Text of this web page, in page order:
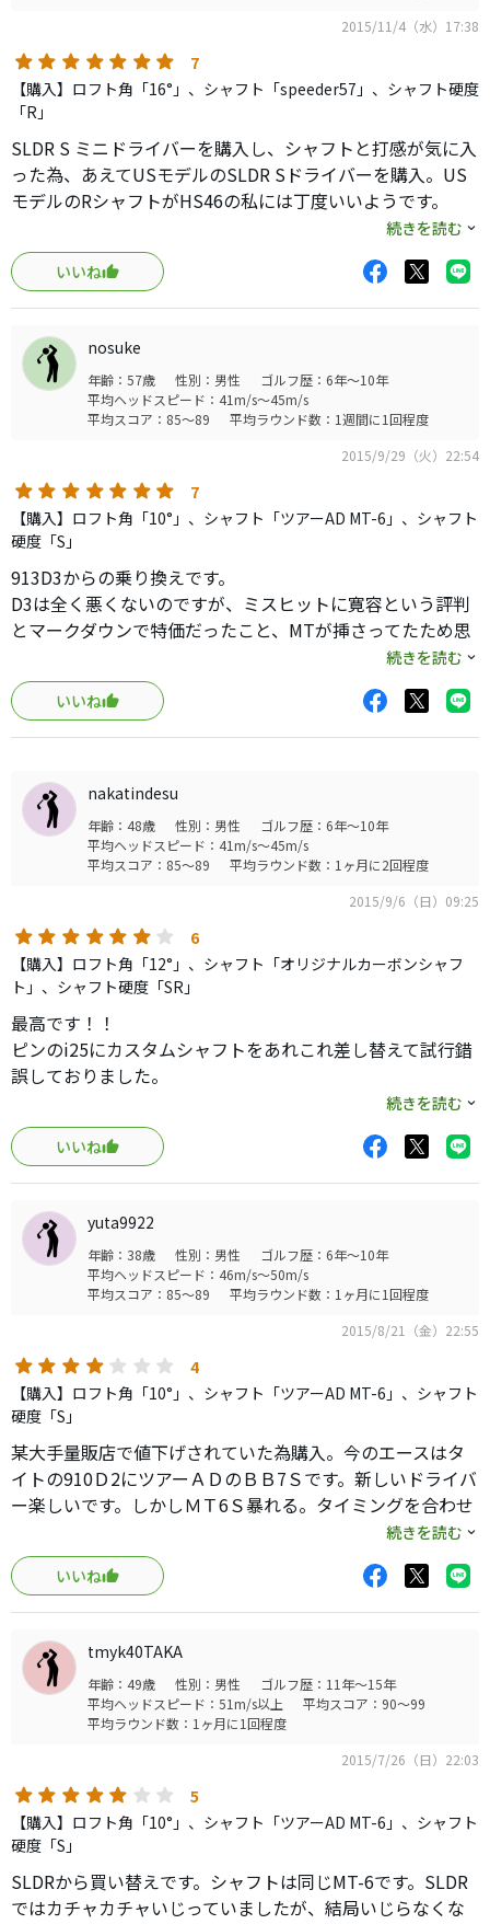
2015/11/4（水）17:38
7
【購入】ロフト角「16°」、シャフト「speeder57」、シャフト硬度
「R」
SLDR S ミニドライバーを購入し、シャフトと打感が気に入
った為、あえてUSモデルのSLDR Sドライバーを購入。US
モデルのRシャフトがHS46の私には丁度いいようです。
ミニドラにはないスライダー調整機能は、フッカーの私が
左への引っ掛けを気にせず振っていけて、気持ちいいドロ
ーを打てます。
また、カチャカチャがついていないのも気に入っていま
す。カチャカチャはヤワくて折れそうなイメージがあり、
感覚的に叩きにくいです。
難点は、曲がりを気にせず気持ちよく振れるのでミニドラ
の出番が少なくなる事でしょうか。
続きを読む
いいね
nosuke
年齢：57歳 性別：男性
ゴルフ歴：6年～10年
平均ヘッドスピード：41m/s～45m/s
平均スコア：85～89
平均ラウンド数：1週間に1回程度
2015/9/29（火）22:54
7
【購入】ロフト角「10°」、シャフト「ツアーAD MT-6」、シャフト
硬度「S」
913D3からの乗り換えです。
D3は全く悪くないのですが、ミスヒットに寛容という評判
とマークダウンで特価だったこと、MTが挿さってたため思
たしかにロフト10の割にロフトアップ効果？とシャフトも
上げやすいMTだけあって弾道は高くなりました。
構えやすさは抜群ですね。
打感は913と比較しても遜色ないレベルです。
あとデザインがいいですね。
白ヘッドに黒フェイス、ソールと青ウェイトが洒落てま
す。そこにMTイエローが効いてます。ここは913よりいい
続きを読む
いいね
nakatindesu
年齢：48歳 性別：男性
ゴルフ歴：6年～10年
平均ヘッドスピード：41m/s～45m/s
平均スコア：85～89
平均ラウンド数：1ヶ月に2回程度
2015/9/6（日）09:25
6
【購入】ロフト角「12°」、シャフト「オリジナルカーボンシャフ
ト」、シャフト硬度「SR」
最高です！！
ピンのi25にカスタムシャフトをあれこれ差し替えて試行錯
誤しておりました。
どれも総重量から315〜320gで自分ては振れてるつもりて
したが、疲れてくるとプッシュアウトにひっかけと悩んて
ました。ラウンドで同伴者の先輩たちが曲げないし、飛距
離もオーバードライブされるし、先輩からもっとやさしい
クラブにしたら？(先輩はグローレ所有)の一言でショップに
直行。重量を軽くしたいと相談したところテーラーの
SLDR S の12度、純正シャフトSR 総重量303gを勧めて頂
き鳥籠で10球ほど試打したら芯を喰いまくりで買い替え決
最初は今までとは明らかに違う高弾道に戸惑いましたが、
力強く飛んでいく弾道に自分でもビックリ。しかもヘッド
がしなり戻ってくれて軽いドローで超安定してます！しか
も軽いから疲れない！今までの何年間か必死に振り回して
た事を痛感しました。ヘッドスピード40そこそこのアベレ
ージゴルファーにはカスタムシャフトはハードすぎまし
た！
SLDR S 本当にに最高です！早くコースデビューしたいー
(笑)
カスタムに憧れて頑張ってるヘッドスピード40そこそこの
っちゃ楽ですよー♪
続きを読む
いいね
yuta9922
年齢：38歳 性別：男性
ゴルフ歴：6年～10年
平均ヘッドスピード：46m/s～50m/s
平均スコア：85～89
平均ラウンド数：1ヶ月に1回程度
2015/8/21（金）22:55
4
【購入】ロフト角「10°」、シャフト「ツアーAD MT-6」、シャフト
硬度「S」
某大手量販店で値下げされていた為購入。今のエースはタ
イトの910Ｄ2にツアーＡＤのＢＢ7Ｓです。新しいドライバ
ー楽しいです。しかしＭＴ6Ｓ暴れる。タイミングを合わせ
るとロースピンの高弾道で飛んでいきます。1ラウンド使い
ましたが、当たれば910より20ヤードは飛びます。
続きを読む
いいね
tmyk40TAKA
年齢：49歳 性別：男性
ゴルフ歴：11年～15年
平均ヘッドスピード：51m/s以上
平均スコア：90～99
平均ラウンド数：1ヶ月に1回程度
2015/7/26（日）22:03
5
【購入】ロフト角「10°」、シャフト「ツアーAD MT-6」、シャフト
硬度「S」
SLDRから買い替えです。シャフトは同じMT-6です。SLDR
ではカチャカチャいじっていましたが、結局いじらなくな